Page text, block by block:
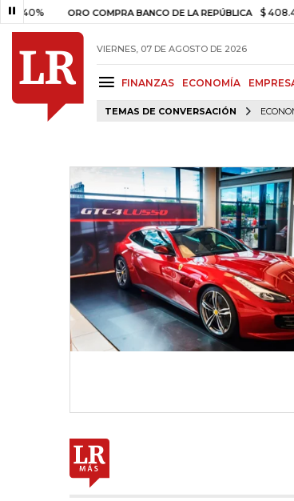
ORO COMPRA BANCO DE LA REPÚBLICA $ 408.498,97
VIERNES, 07 DE AGOSTO DE 2026
FINANZAS ECONOMÍA
TEMAS DE CONVERSACIÓN